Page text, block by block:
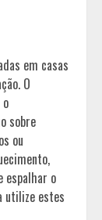
em casas
O
sobre
ou
espalhar o
utilize estes